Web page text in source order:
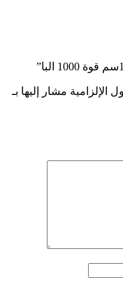
الإلزامية مشار إليها بـ